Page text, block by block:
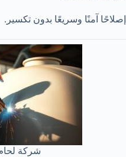
إصلاحًا آمنًا وسريعًا بدون تكسير.
شركة